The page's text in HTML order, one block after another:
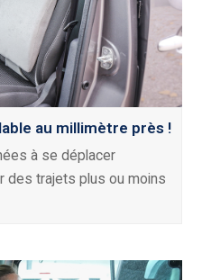
au millimètre près !
à se déplacer
des trajets plus ou moins